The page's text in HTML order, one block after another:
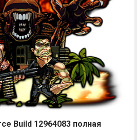
Build 12964083 полная